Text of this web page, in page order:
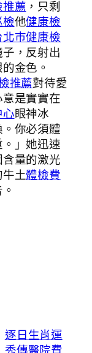
薦 ，只剩
他健康檢
北巿健康檢
，反射出
金色。
推薦對待愛
意是實實在
眼神冰
。你必須體
」她迅速
量的激光
土體檢費
逐日生肖運